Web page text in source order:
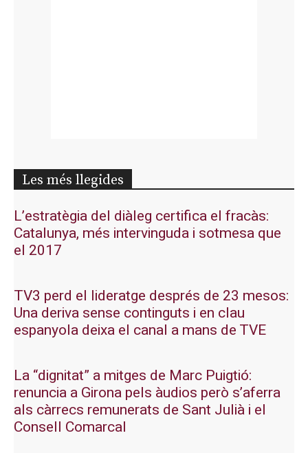
Les més llegides
L’estratègia del diàleg certifica el fracàs:
Catalunya, més intervinguda i sotmesa que
el 2017
TV3 perd el lideratge després de 23 mesos:
Una deriva sense continguts i en clau
espanyola deixa el canal a mans de TVE
La “dignitat” a mitges de Marc Puigtió:
renuncia a Girona pels àudios però s’aferra
als càrrecs remunerats de Sant Julià i el
Consell Comarcal